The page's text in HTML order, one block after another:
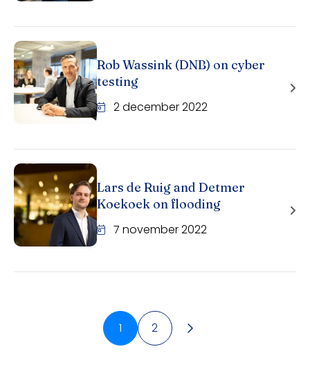
Rob Wassink (DNB) on cyber
testing
2 december 2022
Lars de Ruig and Detmer
Koekoek on flooding
7 november 2022
1 2